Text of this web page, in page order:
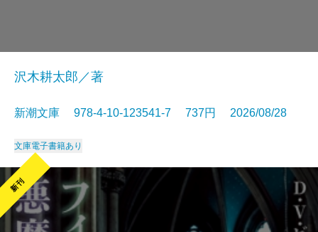
沢木耕太郎／著
新潮文庫 978-4-10-123541-7 737円 2026/08/28
文庫電子書籍あり
新刊